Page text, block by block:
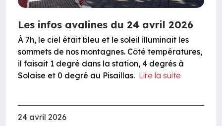
Les infos avalines du 24 avril 2026
À 7h, le ciel était bleu et le soleil illuminait les
sommets de nos montagnes. Côté températures,
il faisait 1 degré dans la station, 4 degrés à
Solaise et 0 degré au Pisaillas. Lire la suite
24 avril 2026